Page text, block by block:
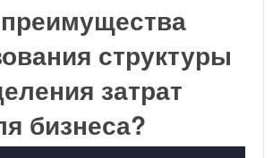
структуры
затрат
бизнеса?